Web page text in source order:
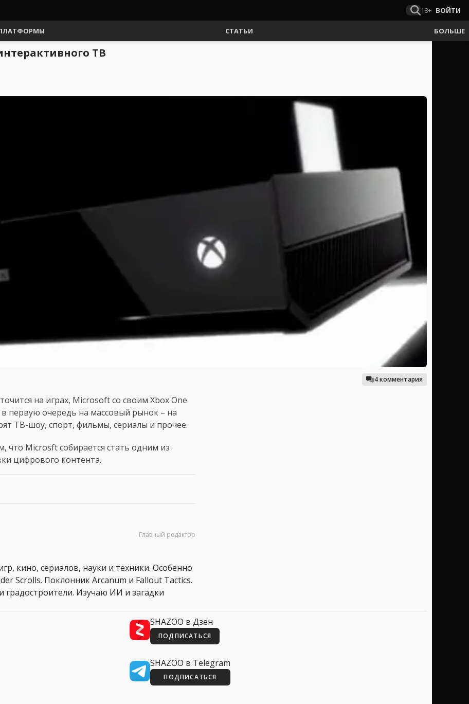
18+ ВОЙТИ
СТАТЬИ БОЛЬШЕ
ТВ
4 комментария
на играх, Microsoft со своим Xbox One
первую очередь на массовый рынок – на
ТВ-шоу, спорт, фильмы, сериалы и прочее.
что Microsft собирается стать одним из
цифрового контента.
Главный редактор
кино, сериалов, науки и техники. Особенно
Scrolls. Поклонник Arcanum и Fallout Tactics.
градостроители. Изучаю ИИ и загадки
SHAZOO в Дзен
ПОДПИСАТЬСЯ
SHAZOO в Telegram
ПОДПИСАТЬСЯ